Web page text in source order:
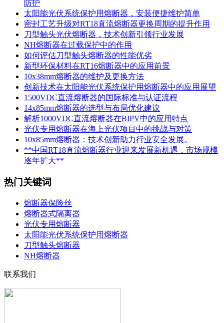
防护
太阳能光伏系统保护用熔断器，安装便捷维护简单
密封工艺升级对RT18直流熔断器更换周期的提升作用
刀型触头光伏熔断器，技术创新引领行业发展
NH熔断器在过载保护中的作用
如何评估刀型触头熔断器的性能优劣
新型环保材料在RT16熔断器中的应用前景
10x38mm熔断器的维护及更换方法
创新技术在太阳能光伏系统保护用熔断器中的应用展望
1500VDC直流熔断器的国际标准与认证流程
14x85mm熔断器的选型与布局优化建议
解析1000VDC直流熔断器在BIPV中的应用特点
光伏专用熔断器在海上光伏项目中的挑战与对策
10x85mm熔断器：技术创新助力行业安全发展。
**中国RT18直流熔断器行业迎来发展新机遇，市场规模
逐年扩大**
热门关键词
熔断器保险丝
熔断器式隔离器
光伏专用熔断器
太阳能光伏系统保护用熔断器
刀型触头熔断器
NH熔断器
联系我们